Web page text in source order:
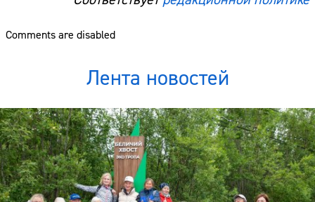
Comments are disabled
Лента новостей